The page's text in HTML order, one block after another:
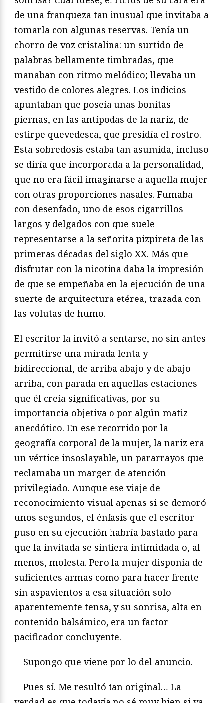
de una franqueza tan inusual que invitaba a
tomarla con algunas reservas. Tenía un
chorro de voz cristalina: un surtido de
palabras bellamente timbradas, que
manaban con ritmo melódico; llevaba un
vestido de colores alegres. Los indicios
apuntaban que poseía unas bonitas
piernas, en las antípodas de la nariz, de
estirpe quevedesca, que presidía el rostro.
Esta sobredosis estaba tan asumida, incluso
se diría que incorporada a la personalidad,
que no era fácil imaginarse a aquella mujer
con otras proporciones nasales. Fumaba
con desenfado, uno de esos cigarrillos
largos y delgados con que suele
representarse a la señorita pizpireta de las
primeras décadas del siglo XX. Más que
disfrutar con la nicotina daba la impresión
de que se empeñaba en la ejecución de una
suerte de arquitectura etérea, trazada con
las volutas de humo.
El escritor la invitó a sentarse, no sin antes
permitirse una mirada lenta y
bidireccional, de arriba abajo y de abajo
arriba, con parada en aquellas estaciones
que él creía significativas, por su
importancia objetiva o por algún matiz
anecdótico. En ese recorrido por la
geografía corporal de la mujer, la nariz era
un vértice insoslayable, un pararrayos que
reclamaba un margen de atención
privilegiado. Aunque ese viaje de
reconocimiento visual apenas si se demoró
unos segundos, el énfasis que el escritor
puso en su ejecución habría bastado para
que la invitada se sintiera intimidada o, al
menos, molesta. Pero la mujer disponía de
suficientes armas como para hacer frente
sin aspavientos a esa situación solo
aparentemente tensa, y su sonrisa, alta en
contenido balsámico, era un factor
pacificador concluyente.
—Supongo que viene por lo del anuncio.
—Pues sí. Me resultó tan original… La